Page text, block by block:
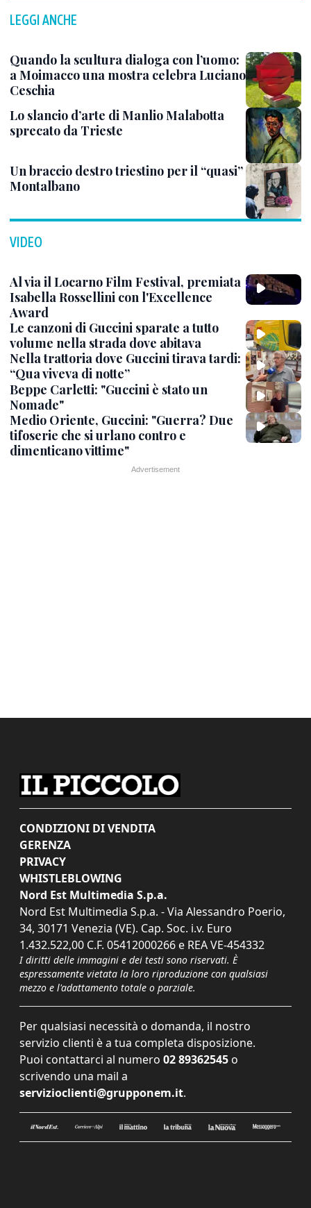
LEGGI ANCHE
Quando la scultura dialoga con l’uomo:
a Moimacco una mostra celebra Luciano
Ceschia
Lo slancio d’arte di Manlio Malabotta
sprecato da Trieste
Un braccio destro triestino per il “quasi”
Montalbano
VIDEO
Al via il Locarno Film Festival, premiata
Isabella Rossellini con l'Excellence
Award
Le canzoni di Guccini sparate a tutto
volume nella strada dove abitava
Nella trattoria dove Guccini tirava tardi:
“Qua viveva di notte”
Beppe Carletti: "Guccini è stato un
Nomade"
Medio Oriente, Guccini: "Guerra? Due
tifoserie che si urlano contro e
dimenticano vittime"
CONDIZIONI DI VENDITA
GERENZA
PRIVACY
WHISTLEBLOWING
Nord Est Multimedia S.p.a.
Nord Est Multimedia S.p.a. - Via Alessandro Poerio,
34, 30171 Venezia (VE). Cap. Soc. i.v. Euro
1.432.522,00 C.F. 05412000266 e REA VE-454332
I diritti delle immagini e dei testi sono riservati. È
espressamente vietata la loro riproduzione con qualsiasi
mezzo e l'adattamento totale o parziale.
Per qualsiasi necessità o domanda, il nostro
servizio clienti è a tua completa disposizione.
Puoi contattarci al numero 02 89362545 o
scrivendo una mail a
servizioclienti@grupponem.it.